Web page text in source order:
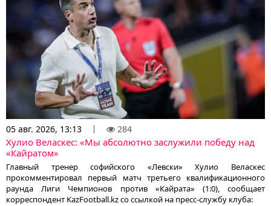
05 авг. 2026, 13:13 284
Хулио Веласкес: «Мы абсолютно заслужили победу над
«Кайратом»
Главный тренер софийского «Левски» Хулио Веласкес
прокомментировал первый матч третьего квалификационного
раунда Лиги Чемпионов против «Кайрата» (1:0), сообщает
корреспондент KazFootball.kz со ссылкой на пресс-службу клуба: